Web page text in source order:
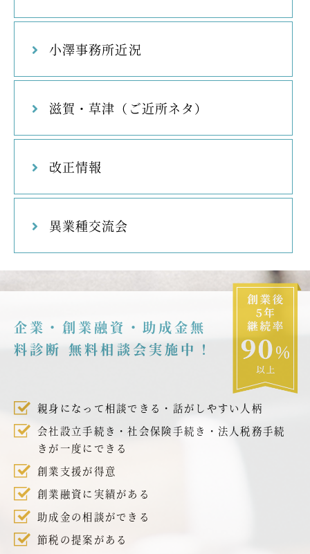
小澤事務所近況
滋賀・草津（ご近所ネタ）
改正情報
異業種交流会
企業・創業融資・助成金無
料診断 無料相談会実施中！
親身になって相談できる・話がしやすい人柄
会社設立手続き・社会保険手続き・法人税務手続
きが一度にできる
創業支援が得意
創業融資に実績がある
助成金の相談ができる
節税の提案がある